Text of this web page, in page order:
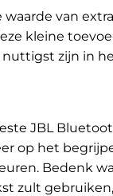
waarde van
kleine
zijn in
JBL
op het
Bedenk
zult